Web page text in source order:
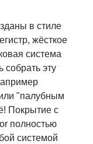
в стиле
жёсткое
система
собрать эту
"палубным
Покрытие с
полностью
системой